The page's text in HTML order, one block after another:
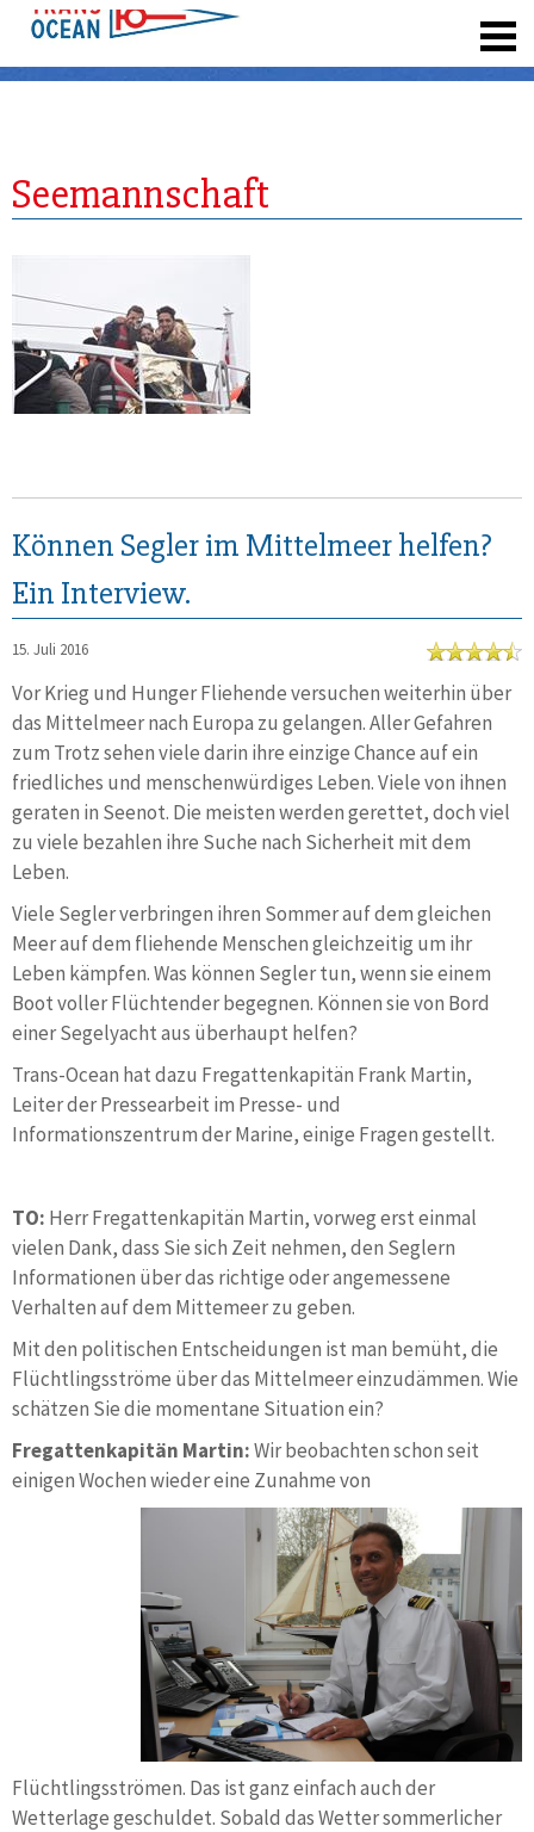
Seemannschaft
Können Segler im Mittelmeer helfen?
Ein Interview.
15. Juli 2016
Vor Krieg und Hunger Fliehende versuchen weiterhin über
das Mittelmeer nach Europa zu gelangen. Aller Gefahren
zum Trotz sehen viele darin ihre einzige Chance auf ein
friedliches und menschenwürdiges Leben. Viele von ihnen
geraten in Seenot. Die meisten werden gerettet, doch viel
zu viele bezahlen ihre Suche nach Sicherheit mit dem
Leben.
Viele Segler verbringen ihren Sommer auf dem gleichen
Meer auf dem fliehende Menschen gleichzeitig um ihr
Leben kämpfen. Was können Segler tun, wenn sie einem
Boot voller Flüchtender begegnen. Können sie von Bord
einer Segelyacht aus überhaupt helfen?
Trans-Ocean hat dazu Fregattenkapitän Frank Martin,
Leiter der Pressearbeit im Presse- und
Informationszentrum der Marine, einige Fragen gestellt.
TO: Herr Fregattenkapitän Martin, vorweg erst einmal
vielen Dank, dass Sie sich Zeit nehmen, den Seglern
Informationen über das richtige oder angemessene
Verhalten auf dem Mittemeer zu geben.
Mit den politischen Entscheidungen ist man bemüht, die
Flüchtlingsströme über das Mittelmeer einzudämmen. Wie
schätzen Sie die momentane Situation ein?
Fregattenkapitän Martin:Wir beobachten schon seit
einigen Wochen wieder eine Zunahme von
Flüchtlingsströmen. Das ist ganz einfach auch der
Wetterlage geschuldet. Sobald das Wetter sommerlicher